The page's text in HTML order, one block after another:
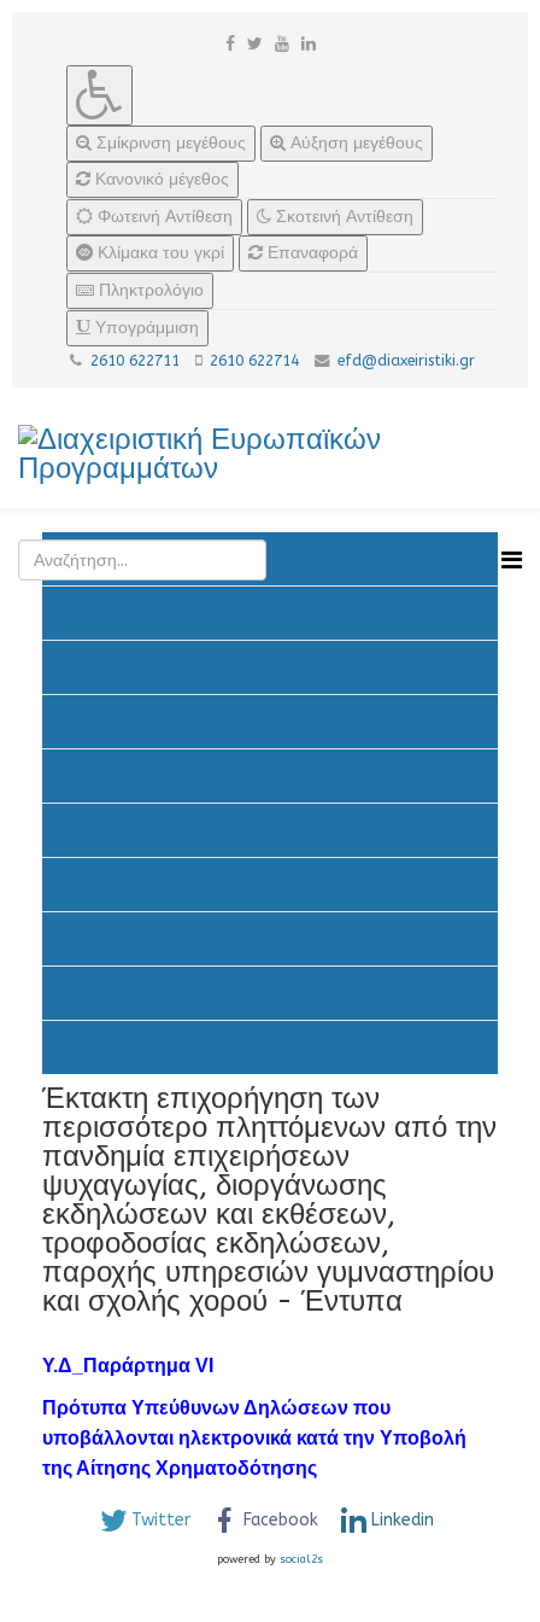
Σμίκρινση μεγέθους
Αύξηση μεγέθους
Κανονικό μέγεθος
Φωτεινή Αντίθεση
Σκοτεινή Αντίθεση
Κλίμακα του γκρί
Επαναφορά
Πληκτρολόγιο
Υπογράμμιση
2610 622711 2610 622714 efd@diaxeiristiki.gr
Ανακοινώσεις
Έκτακτη επιχορήγηση των
περισσότερο πληττόμενων από την
πανδημία επιχειρήσεων
ψυχαγωγίας, διοργάνωσης
εκδηλώσεων και εκθέσεων,
τροφοδοσίας εκδηλώσεων,
παροχής υπηρεσιών γυμναστηρίου
και σχολής χορού - Έντυπα
Υ.Δ_Παράρτημα VI
Πρότυπα Υπεύθυνων Δηλώσεων που
υποβάλλονται ηλεκτρονικά κατά την Υποβολή
της Αίτησης Χρηματοδότησης
Twitter Facebook Linkedin
powered by social2s